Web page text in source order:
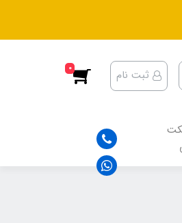
ثبت نام 0